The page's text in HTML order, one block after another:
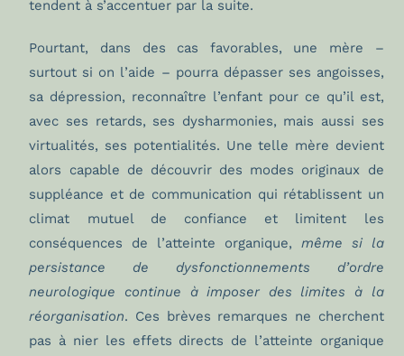
tendent à s’accentuer par la suite.
Pourtant, dans des cas favorables, une mère –
surtout si on l’aide – pourra dépasser ses angoisses,
sa dépression, reconnaître l’enfant pour ce qu’il est,
avec ses retards, ses dysharmonies, mais aussi ses
virtualités, ses potentialités. Une telle mère devient
alors capable de découvrir des modes originaux de
suppléance et de communication qui rétablissent un
climat mutuel de confiance et limitent les
conséquences de l’atteinte organique, même si la
persistance de dysfonctionnements d’ordre
neurologique continue à imposer des limites à la
réorganisation. Ces brèves remarques ne cherchent
pas à nier les effets directs de l’atteinte organique